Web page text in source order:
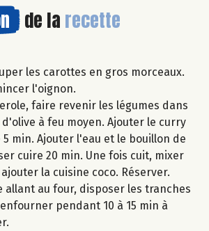
de la recette
les carottes en gros morceaux.
l'oignon.
faire revenir les légumes dans
d'olive à feu moyen. Ajouter le curry
min. Ajouter l'eau et le bouillon de
cuire 20 min. Une fois cuit, mixer
la cuisine coco. Réserver.
allant au four, disposer les tranches
pendant 10 à 15 min à